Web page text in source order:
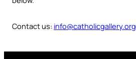
Contact us: info@catholicgallery.org